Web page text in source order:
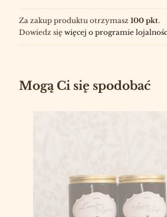
Za zakup produktu otrzymasz 100 pkt.
Dowiedz się więcej o programie
Mogą Ci się spodobać